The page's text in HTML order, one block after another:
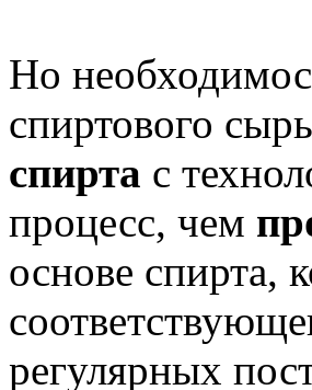
Но
спиртового
спирта с
процесс, чем
основе спирта,
регулярных